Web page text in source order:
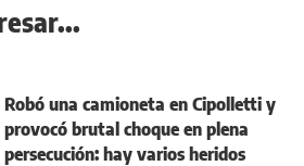
Robó una camioneta en Cipolletti y
provocó brutal choque en plena
persecución: hay varios heridos